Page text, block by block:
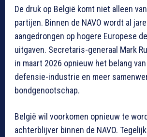
De druk op België komt niet alleen
partijen. Binnen de NAVO wordt al
aangedrongen op hogere Europese
uitgaven. Secretaris-generaal Mark
in maart 2026 opnieuw het belang
defensie-industrie en meer
bondgenootschap.
België wil voorkomen opnieuw te
achterblijver binnen de NAVO.